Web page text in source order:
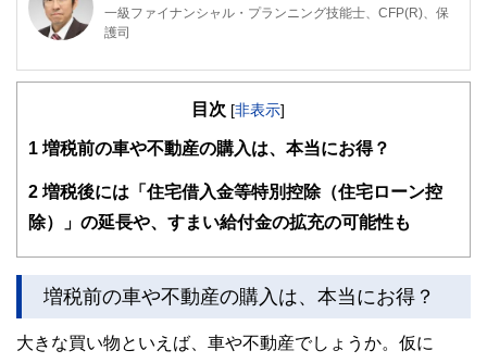
一級ファイナンシャル・プランニング技能士、CFP(R)、保
護司
1972年大阪市浪速区生まれ。1996年沖縄に移住。
析、相続対策などの相談業務を手掛ける傍ら、年間100本以
ラブBAND)として活動。最近ではリタイアメントプランニン
目次 [非表示]
1 増税前の車や不動産の購入は、本当にお得？
2 増税後には「住宅借入金等特別控除（住宅ローン控
除）」の延長や、すまい給付金の拡充の可能性も
増税前の車や不動産の購入は、本当にお得？
大きな買い物といえば、車や不動産でしょうか。仮に